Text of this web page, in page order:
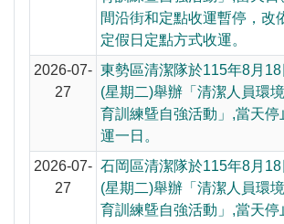
間沿街和定點收運暫停，改
定假日定點方式收運。
2026-07-
27
東勢區清潔隊於115年8月18
(星期二)舉辦「清潔人員環
育訓練曁自強活動」,當天停
運一日。
2026-07-
27
石岡區清潔隊於115年8月18
(星期二)舉辦「清潔人員環
育訓練曁自強活動」,當天停